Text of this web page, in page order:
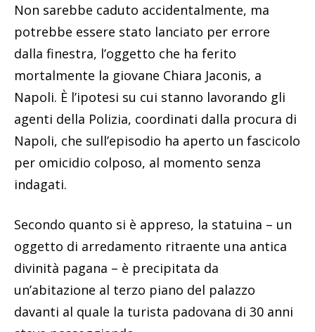
Non sarebbe caduto accidentalmente, ma
potrebbe essere stato lanciato per errore
dalla finestra, l’oggetto che ha ferito
mortalmente la giovane Chiara Jaconis, a
Napoli. È l’ipotesi su cui stanno lavorando gli
agenti della Polizia, coordinati dalla procura di
Napoli, che sull’episodio ha aperto un fascicolo
per omicidio colposo, al momento senza
indagati.
Secondo quanto si è appreso, la statuina – un
oggetto di arredamento ritraente una antica
divinità pagana – è precipitata da
un’abitazione al terzo piano del palazzo
davanti al quale la turista padovana di 30 anni